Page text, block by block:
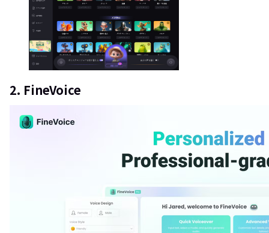
2. FineVoice